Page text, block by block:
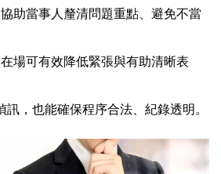
協助當事人釐清問題重點、避免不當
場可有效降低緊張與有助清晰表
，也能確保程序合法、紀錄透明。